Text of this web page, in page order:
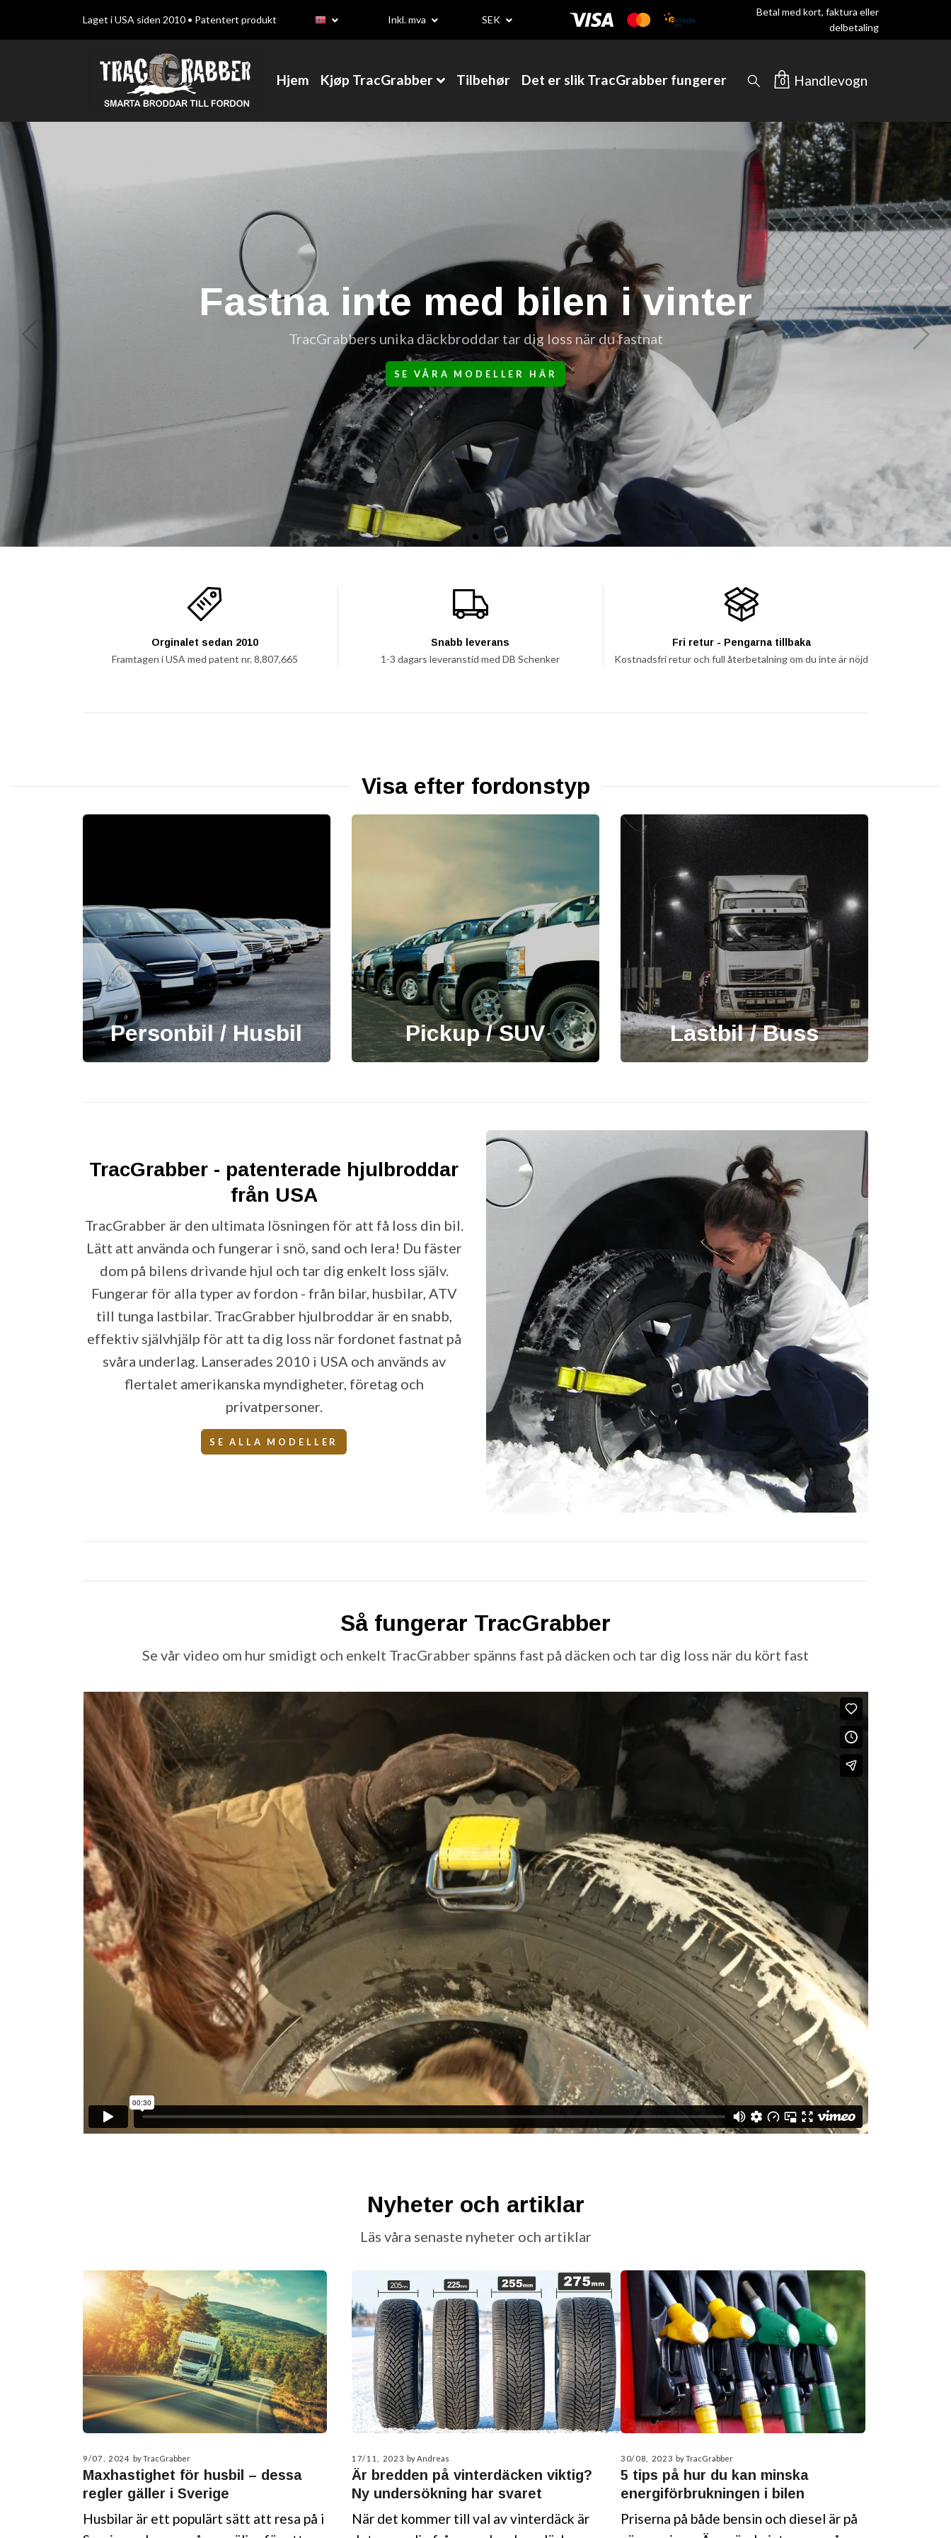
Laget i USA siden 2010 • Patentert produkt Inkl. mva SEK
Betal med kort, faktura eller
delbetaling
Hjem Kjøp TracGrabber Tilbehør Det er slik TracGrabber fungerer 0 Handlevogn
Däckbroddar till lastbilar och bussar
Våra broddar för däcken på tyngre fordon tar dig ur situationer som annars kostar både tid och pengar.
HANDLA HÄR
Orginalet sedan 2010
Framtagen i USA med patent nr. 8,807,665
Snabb leverans
1-3 dagars leveranstid med DB Schenker
Fri retur - Pengarna tillbaka
Kostnadsfri retur och full återbetalning om du inte är nöjd
Personbil / Husbil Pickup / SUV Lastbil / Buss
TracGrabber - patenterade hjulbroddar
från USA
TracGrabber är den ultimata lösningen för att få loss din bil.
Lätt att använda och fungerar i snö, sand och lera! Du fäster
dom på bilens drivande hjul och tar dig enkelt loss själv.
Fungerar för alla typer av fordon - från bilar, husbilar, ATV
till tunga lastbilar. TracGrabber hjulbroddar är en snabb,
effektiv självhjälp för att ta dig loss när fordonet fastnat på
svåra underlag. Lanserades 2010 i USA och används av
flertalet amerikanska myndigheter, företag och
privatpersoner.
SE ALLA MODELLER
Så fungerar TracGrabber
Se vår video om hur smidigt och enkelt TracGrabber spänns fast på däcken och tar dig loss när du kört fast
Nyheter och artiklar
Läs våra senaste nyheter och artiklar
9/07, 2024 by TracGrabber
Maxhastighet för husbil – dessa
regler gäller i Sverige
Husbilar är ett populärt sätt att resa på i
17/11, 2023 by Andreas
Är bredden på vinterdäcken viktig?
Ny undersökning har svaret
När det kommer till val av vinterdäck är
30/08, 2023 by TracGrabber
5 tips på hur du kan minska
energiförbrukningen i bilen
Priserna på både bensin och diesel är på